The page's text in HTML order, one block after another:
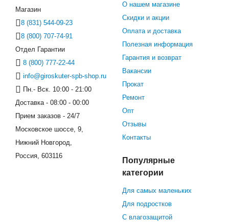
Магазин
8 (831) 544-09-23
8 (800) 707-74-91
Отдел Гарантии
8 (800) 777-22-44
info@giroskuter-spb-shop.ru
Пн.- Вск. 10:00 - 21:00
Доставка - 08:00 - 00:00
Прием заказов - 24/7
Московское шоссе, 9,
Нижний Новгород,
Россия, 603116
О нашем магазине
Скидки и акции
Оплата и доставка
Полезная информация
Гарантия и возврат
Вакансии
Прокат
Ремонт
Опт
Отзывы
Контакты
Популярные
категории
Для самых маленьких
Для подростков
С влагозащитой